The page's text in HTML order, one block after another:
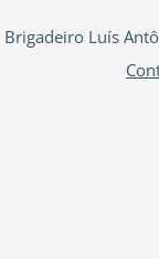
Brigadeiro Luís